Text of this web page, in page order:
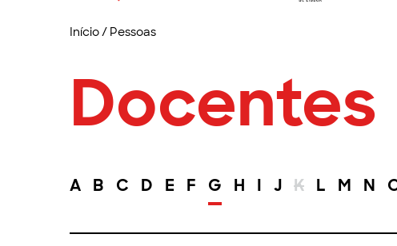
Início/ Pessoas
Docentes
A B C D E F G H I J K L M N